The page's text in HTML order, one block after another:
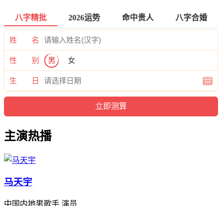
八字精批 2026运势 命中贵人 八字合婚
姓 名
性 别 男 女
生 日
主演热播
马天宇
中国内地男歌手 演员